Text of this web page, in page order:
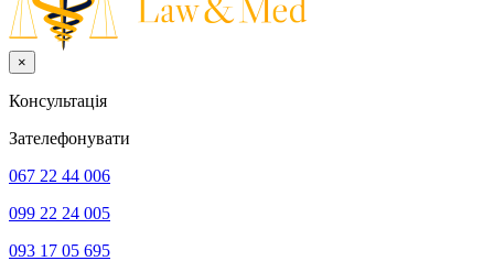
×
Консультацiя
Зателефонувати
067 22 44 006
099 22 24 005
093 17 05 695